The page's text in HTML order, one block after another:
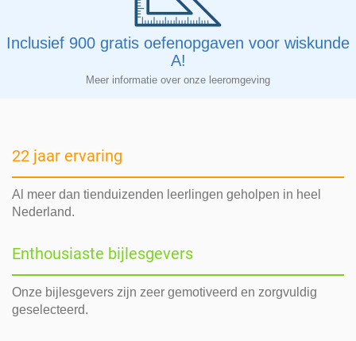
Inclusief 900 gratis oefenopgaven voor wiskunde
A!
Meer informatie over onze leeromgeving
22 jaar ervaring
Al meer dan tienduizenden leerlingen geholpen in heel
Nederland.
Enthousiaste bijlesgevers
Onze bijlesgevers zijn zeer gemotiveerd en zorgvuldig
geselecteerd.